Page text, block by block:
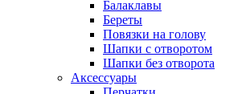
Балаклавы
Береты
Повязки на голову
Шапки с отворотом
Шапки без отворота
Аксессуары